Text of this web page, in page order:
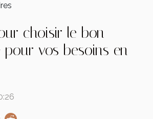
choisir le bon
pour vos besoins en